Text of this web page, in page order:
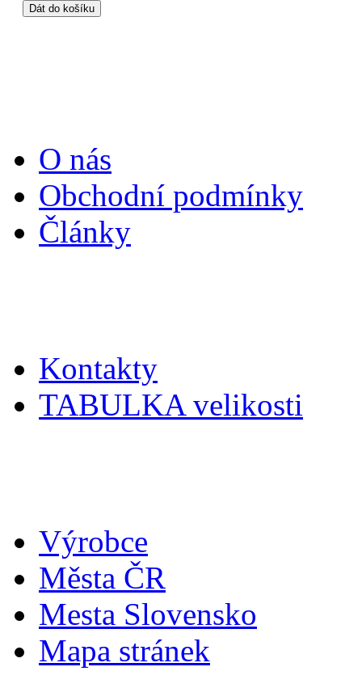
O nás
Obchodní podmínky
Články
Kontakty
TABULKA velikosti
Výrobce
Města ČR
Mesta Slovensko
Mapa stránek